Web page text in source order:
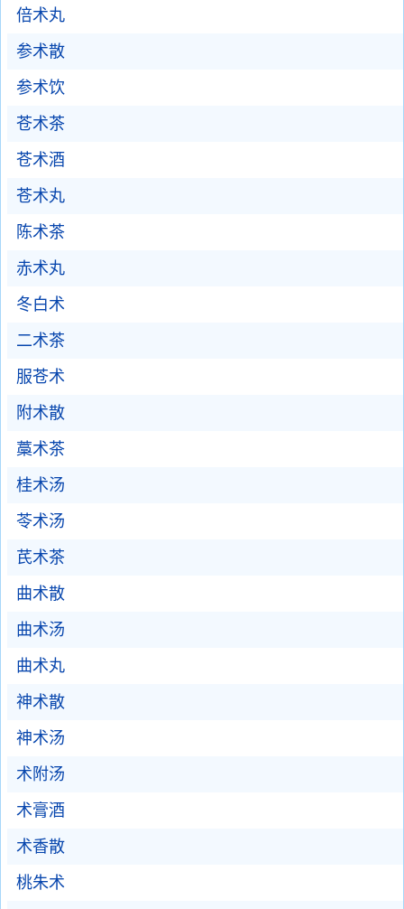
倍术丸
参术散
参术饮
苍术茶
苍术酒
苍术丸
陈术茶
赤术丸
冬白术
二术茶
服苍术
附术散
藁术茶
桂术汤
苓术汤
芪术茶
曲术散
曲术汤
曲术丸
神术散
神术汤
术附汤
术膏酒
术香散
桃朱术